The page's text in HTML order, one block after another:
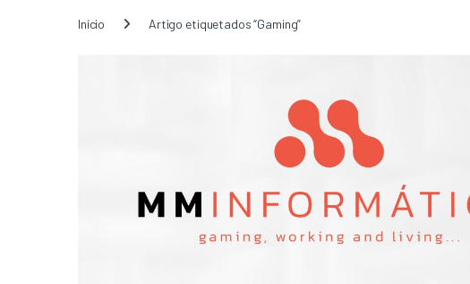
Início Artigo etiquetados “Gaming”